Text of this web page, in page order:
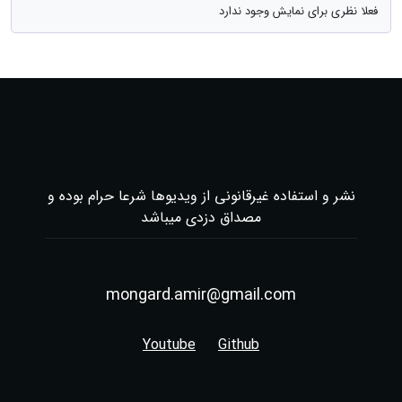
فعلا نظری برای نمایش وجود ندارد
نشر و استفاده غیرقانونی از ویدیوها شرعا حرام بوده و
مصداق دزدی میباشد
mongard.amir@gmail.com
Github
Youtube